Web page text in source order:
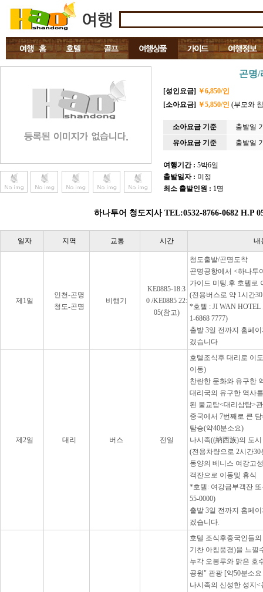
곤명/
[성인요금] ￥6,850/인
[소아요금] ￥5,850/인 (부모와
소아요금 기준
출발일
유아요금 기준
출발일
여행기간 : 5박6일
출발일자 : 미정
최소 출발인원 : 1명
하나투어 청도지사 TEL:0532-8766-0682 H.P
일자 지역 교통 시간 내
제1일
인천-곤명
청도-곤명
비행기
KE0885-18:3
0 /KE0885 22:
05(참고)
청도출발/곤명도착
곤명공항에서 <하나투
가이드 미팅.후 호텔로
(전용버스로 약 1시간
*호텔 : JI WAN
1-6868 7777)
출발 3일 전까지 홈페
겠습니다
제2일 대리 버스 전일
호텔조식후 대리로 이
이동)
찬란한 문화와 유구한
대리국의 유구한 역사
된 불교탑<대리삼탑>
중국에서 7번째로 큰
탐승(약40분소요)
나시족((納西族)의 도
(전용차량으로 2시간30
동양의 베니스 여강고
객잔으로 이동및 휴식
*호텔: 여강금부객잔
55-0000)
출발 3일 전까지 홈페
겠습니다.
호텔 조식후중국인들
기찬 아침풍경)을 느낄
누각 오봉루와 맑은 호
공원" 관광 [약50분소요
나시족의 신성한 성지